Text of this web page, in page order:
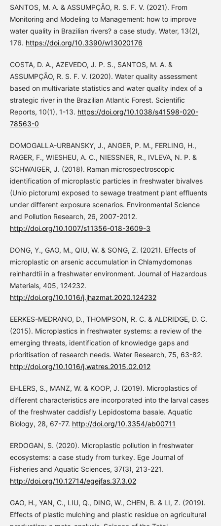
SANTOS, M. A. & ASSUMPÇÃO, R. S. F. V. (2021). From
Monitoring and Modeling to Management: how to improve
water quality in Brazilian rivers? a case study. Water, 13(2),
176. https://doi.org/10.3390/w13020176
COSTA, D. A., AZEVEDO, J. P. S., SANTOS, M. A. &
ASSUMPÇÃO, R. S. F. V. (2020). Water quality assessment
based on multivariate statistics and water quality index of a
strategic river in the Brazilian Atlantic Forest. Scientific
Reports, 10(1), 1-13. https://doi.org/10.1038/s41598-020-
78563-0
DOMOGALLA-URBANSKY, J., ANGER, P. M., FERLING, H.,
RAGER, F., WIESHEU, A. C., NIESSNER, R., IVLEVA, N. P. &
SCHWAIGER, J. (2018). Raman microspectroscopic
identification of microplastic particles in freshwater bivalves
(Unio pictorum) exposed to sewage treatment plant effluents
under different exposure scenarios. Environmental Science
and Pollution Research, 26, 2007-2012.
http://doi.org/10.1007/s11356-018-3609-3
DONG, Y., GAO, M., QIU, W. & SONG, Z. (2021). Effects of
microplastic on arsenic accumulation in Chlamydomonas
reinhardtii in a freshwater environment. Journal of Hazardous
Materials, 405, 124232.
http://doi.org/10.1016/j.jhazmat.2020.124232
EERKES-MEDRANO, D., THOMPSON, R. C. & ALDRIDGE, D. C.
(2015). Microplastics in freshwater systems: a review of the
emerging threats, identification of knowledge gaps and
prioritisation of research needs. Water Research, 75, 63-82.
http://doi.org/10.1016/j.watres.2015.02.012
EHLERS, S., MANZ, W. & KOOP, J. (2019). Microplastics of
different characteristics are incorporated into the larval cases
of the freshwater caddisfly Lepidostoma basale. Aquatic
Biology, 28, 67-77. http://doi.org/10.3354/ab00711
ERDOGAN, S. (2020). Microplastic pollution in freshwater
ecosystems: a case study from turkey. Ege Journal of
Fisheries and Aquatic Sciences, 37(3), 213-221.
http://doi.org/10.12714/egejfas.37.3.02
GAO, H., YAN, C., LIU, Q., DING, W., CHEN, B. & LI, Z. (2019).
Effects of plastic mulching and plastic residue on agricultural